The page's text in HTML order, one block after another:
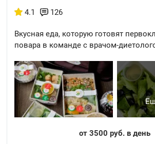
4.1 126
Вкусная еда, которую готовят
повара в команде с врачом-
от 3500 руб. в день